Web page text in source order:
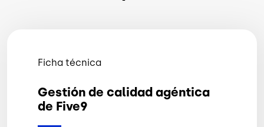
Ficha técnica
Gestión de calidad agéntica
de Five9